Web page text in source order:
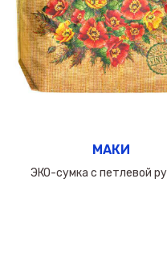
МАКИ
ЭКО-сумка с петлевой